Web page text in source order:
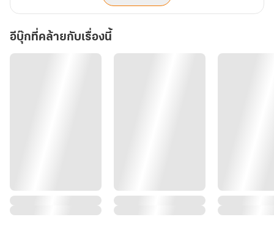
อีบุ๊กที่คล้ายกับเรื่องนี้